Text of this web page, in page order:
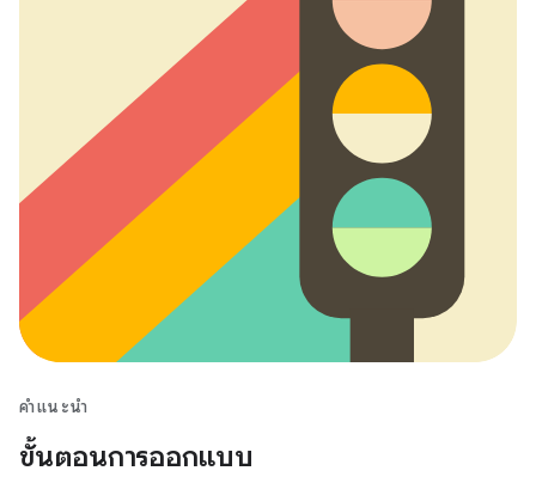
คำแนะนำ
ขั้นตอนการออกแบบ